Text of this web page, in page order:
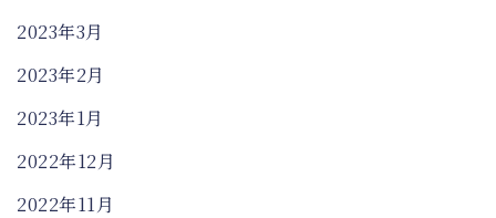
2023年3月
2023年2月
2023年1月
2022年12月
2022年11月